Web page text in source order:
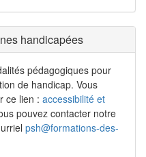
handicapées
pédagogiques pour
de handicap. Vous
ce lien : accessibilité et
pouvez contacter notre
psh@formations-des-